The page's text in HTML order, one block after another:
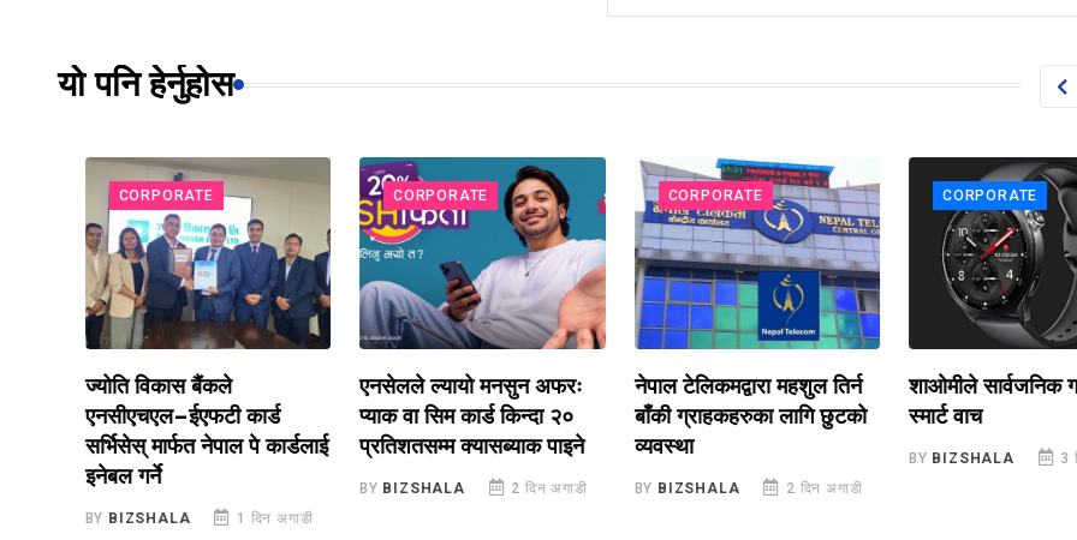
यो पनि हेर्नुहोस
CORPORATE
ज्योति विकास बैंकले
एनसीएचएल–ईएफटी कार्ड
सर्भिसेस् मार्फत नेपाल पे कार्डलाई
इनेबल गर्ने
BIZSHALA 1 दिन अगाडी
CORPORATE
एनसेलले ल्यायो मनसुन अफरः
प्याक वा सिम कार्ड किन्दा २०
प्रतिशतसम्म क्यासब्याक पाइने
BIZSHALA 2 दिन अगाडी
CORPORATE
नेपाल टेलिकमद्वारा महशुल तिर्न
बाँकी ग्राहकहरुका लागि छुटको
व्यवस्था
BIZSHALA 2 दिन अगाडी
CORPORATE
शाओमीले सार्वजनिक गर्यो
स्मार्ट वाच
BIZSHALA 3 दिन